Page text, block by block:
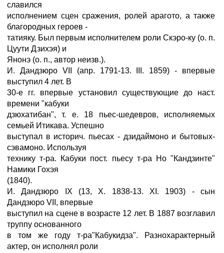
славился
исполнением сцен сражения, ролей арагото, а также
благородных героев -
татияку. Был первым исполнителем роли Скэро-ку (о. п.
Цуути Дзихэя) и
Янонэ (о. п., автор неизв.).
И. Дандзюро VII (апр. 1791-13. III. 1859) - впервые
выступил 4 лет. В
30-е гг. впервые установил существующие до наст.
времени "кабуки
дзюхатибан", т. е. 18 пьес-шедевров, исполняемых
семьей Итикава. Успешно
выступал в историч. пьесах - дзидаймоно и бытовых-
сэвамоно. Используя
технику т-ра. Кабуки пост. пьесу т-ра Но "Кандзинте"
Намики Гохэя
(1840).
И. Дандзюро IX (13, X. 1838-13. XI. 1903) - сын
Дандзюро VII, впервые
выступил на сцене в возрасте 12 лет. В 1887 возглавил
труппу основанного
в том же году т-ра"Кабукидза". Разнохарактерный
актер, он исполнял роли